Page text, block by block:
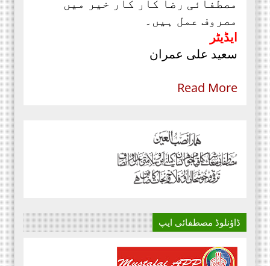
مصطفائی رضا کار کار خیر میں
مصروف عمل ہیں۔
ایڈیٹر
سعید علی عمران
Read More
ڈاؤنلوڈ مصطفائی ایپ